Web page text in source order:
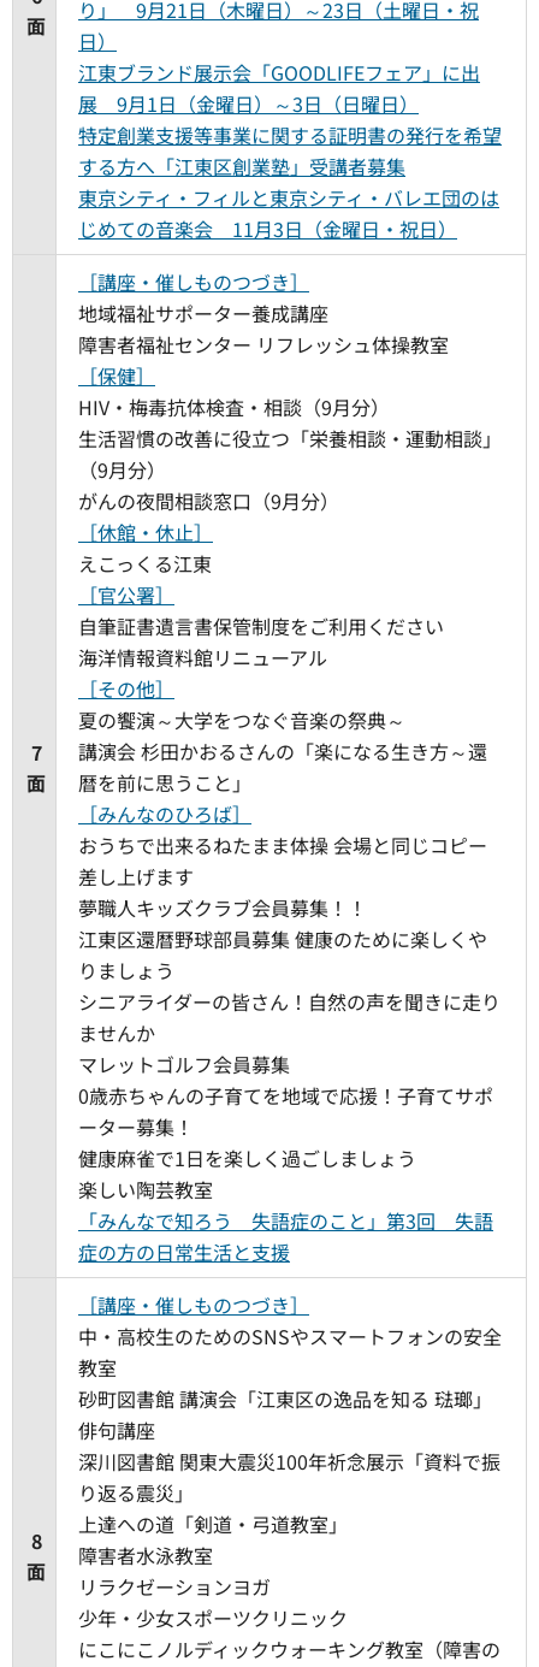
面
り」 9月21日（木曜日）～23日（土曜日・祝
日）
江東ブランド展示会「GOODLIFEフェア」に出
展 9月1日（金曜日）～3日（日曜日）
特定創業支援等事業に関する証明書の発行を希望
する方へ「江東区創業塾」受講者募集
東京シティ・フィルと東京シティ・バレエ団のは
じめての音楽会 11月3日（金曜日・祝日）
7
面
［講座・催しものつづき］
地域福祉サポーター養成講座
障害者福祉センター リフレッシュ体操教室
［保健］
HIV・梅毒抗体検査・相談（9月分）
生活習慣の改善に役立つ「栄養相談・運動相談」
（9月分）
がんの夜間相談窓口（9月分）
［休館・休止］
えこっくる江東
［官公署］
自筆証書遺言書保管制度をご利用ください
海洋情報資料館リニューアル
［その他］
夏の饗演～大学をつなぐ音楽の祭典～
講演会 杉田かおるさんの「楽になる生き方～還
暦を前に思うこと」
［みんなのひろば］
おうちで出来るねたまま体操 会場と同じコピー
差し上げます
夢職人キッズクラブ会員募集！！
江東区還暦野球部員募集 健康のために楽しくや
りましょう
シニアライダーの皆さん！自然の声を聞きに走り
ませんか
マレットゴルフ会員募集
0歳赤ちゃんの子育てを地域で応援！子育てサポ
ーター募集！
健康麻雀で1日を楽しく過ごしましょう
楽しい陶芸教室
「みんなで知ろう 失語症のこと」第3回 失語
症の方の日常生活と支援
8
面
［講座・催しものつづき］
中・高校生のためのSNSやスマートフォンの安全
教室
砂町図書館 講演会「江東区の逸品を知る 琺瑯」
俳句講座
深川図書館 関東大震災100年祈念展示「資料で振
り返る震災」
上達への道「剣道・弓道教室」
障害者水泳教室
リラクゼーションヨガ
少年・少女スポーツクリニック
にこにこノルディックウォーキング教室（障害の